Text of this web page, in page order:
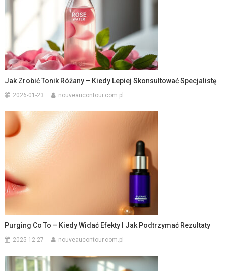
Jak Zrobić Tonik Różany – Kiedy Lepiej Skonsultować Specjalistę
2026-01-23 nouveaucontour.com.pl
Purging Co To – Kiedy Widać Efekty I Jak Podtrzymać Rezultaty
2025-12-27 nouveaucontour.com.pl